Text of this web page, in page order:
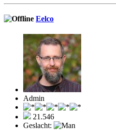
Eelco
Admin
21.546
Geslacht: